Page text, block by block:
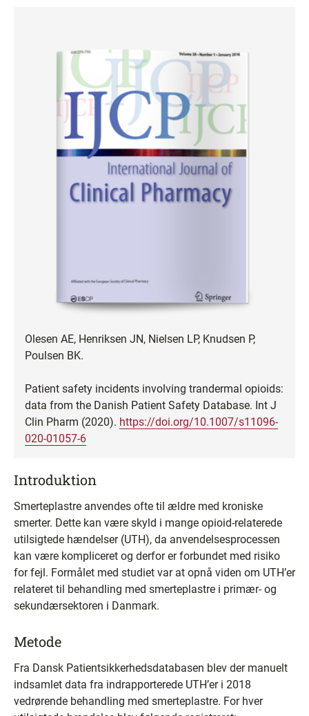
Olesen AE, Henriksen JN, Nielsen LP, Knudsen P,
Poulsen BK.
Patient safety incidents involving trandermal opioids:
data from the Danish Patient Safety Database. Int J
Clin Pharm (2020). https://doi.org/10.1007/s11096-
020-01057-6
Introduktion
Smerteplastre anvendes ofte til ældre med kroniske
smerter. Dette kan være skyld i mange opioid-relaterede
utilsigtede hændelser (UTH), da anvendelsesprocessen
kan være kompliceret og derfor er forbundet med risiko
for fejl. Formålet med studiet var at opnå viden om UTH’er
relateret til behandling med smerteplastre i primær- og
sekundærsektoren i Danmark.
Metode
Fra Dansk Patientsikkerhedsdatabasen blev der manuelt
indsamlet data fra indrapporterede UTH’er i 2018
vedrørende behandling med smerteplastre. For hver